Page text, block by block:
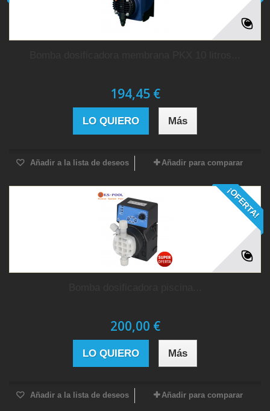
194,45 €
LO QUIERO Más
Añadir a la lista de deseos Añadir para comparar
¡OFERTA!
200,00 €
LO QUIERO Más
Añadir a la lista de deseos Añadir para comparar